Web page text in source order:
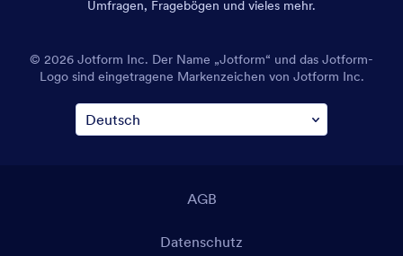
Umfragen, Fragebögen und vieles mehr.
© 2026 Jotform Inc. Der Name „Jotform“ und das Jotform-
Logo sind eingetragene Markenzeichen von Jotform Inc.
AGB
Datenschutz